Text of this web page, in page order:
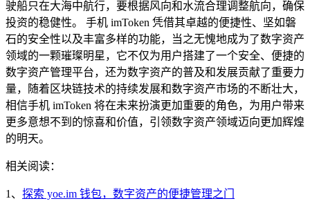
驶船只在大海中航行，要根据风向和水流合理调整航向，确保
投资的稳健性。 手机 imToken 凭借其卓越的便捷性、坚如磐
石的安全性以及丰富多样的功能，当之无愧地成为了数字资产
领域的一颗璀璨明星，它不仅为用户搭建了一个安全、便捷的
数字资产管理平台，还为数字资产的普及和发展贡献了重要力
量，随着区块链技术的持续发展和数字资产市场的不断壮大，
相信手机 imToken 将在未来扮演更加重要的角色，为用户带来
更多意想不到的惊喜和价值，引领数字资产领域迈向更加辉煌
的明天。
相关阅读：
1、 探索 yoe.im 钱包，数字资产的便捷管理之门